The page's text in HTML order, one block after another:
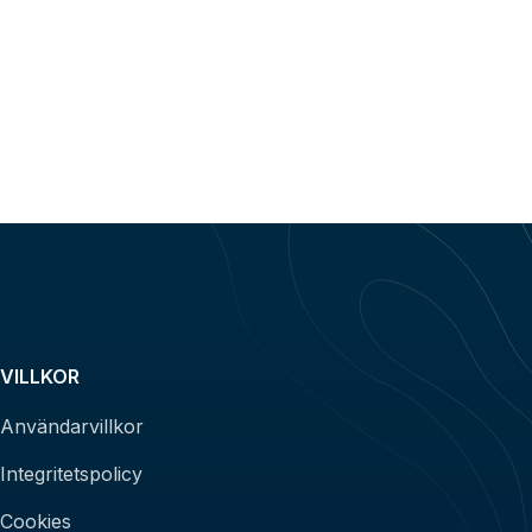
VILLKOR
Användarvillkor
Integritetspolicy
Cookies